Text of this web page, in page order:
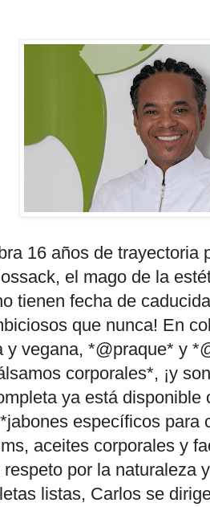
16 años de trayectoria
el mago de la
tienen fecha de
que nunca! En
y vegana, *@praque* y
corporales*, ¡y
ya está disponible
específicos para
aceites corporales y
por la naturaleza
listas, Carlos se